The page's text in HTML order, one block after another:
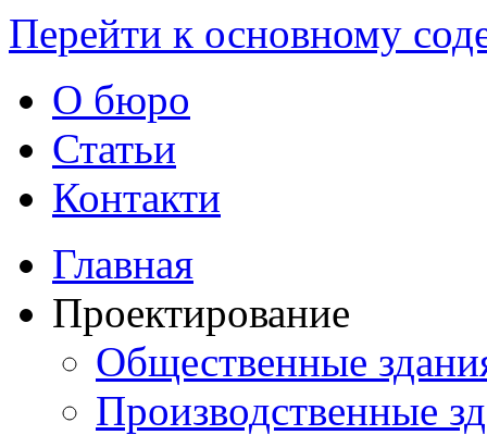
Перейти к основному
О бюро
Статьи
Контакти
Главная
Проектирование
Общественные
Производственные